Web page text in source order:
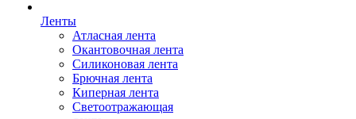
Ленты
Атласная лента
Окантовочная лента
Силиконовая лента
Брючная лента
Киперная лента
Светоотражающая